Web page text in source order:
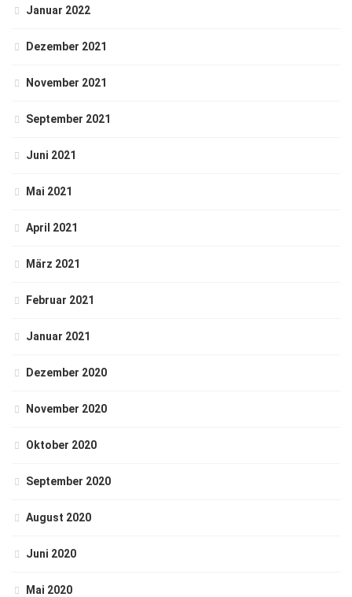
Januar 2022
Dezember 2021
November 2021
September 2021
Juni 2021
Mai 2021
April 2021
März 2021
Februar 2021
Januar 2021
Dezember 2020
November 2020
Oktober 2020
September 2020
August 2020
Juni 2020
Mai 2020